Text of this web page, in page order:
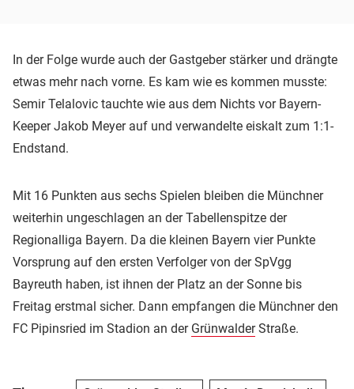
In der Folge wurde auch der Gastgeber stärker und drängte
etwas mehr nach vorne. Es kam wie es kommen musste:
Semir Telalovic tauchte wie aus dem Nichts vor Bayern-
Keeper Jakob Meyer auf und verwandelte eiskalt zum 1:1-
Endstand.
Mit 16 Punkten aus sechs Spielen bleiben die Münchner
weiterhin ungeschlagen an der Tabellenspitze der
Regionalliga Bayern. Da die kleinen Bayern vier Punkte
Vorsprung auf den ersten Verfolger von der SpVgg
Bayreuth haben, ist ihnen der Platz an der Sonne bis
Freitag erstmal sicher. Dann empfangen die Münchner den
FC Pipinsried im Stadion an der GrünwalderStraße.